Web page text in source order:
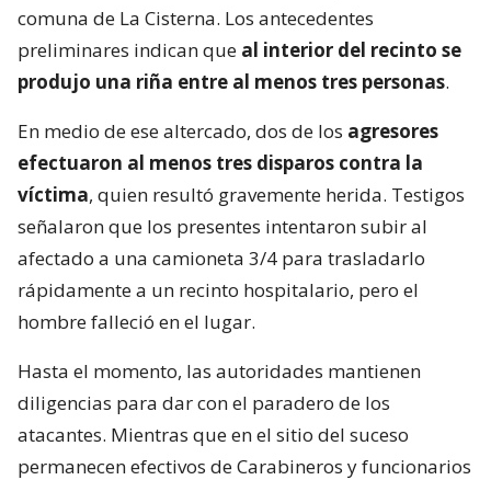
comuna de La Cisterna. Los antecedentes
preliminares indican que al interior del recinto se
produjo una riña entre al menos tres personas.
En medio de ese altercado, dos de los agresores
efectuaron al menos tres disparos contra la
víctima, quien resultó gravemente herida. Testigos
señalaron que los presentes intentaron subir al
afectado a una camioneta 3/4 para trasladarlo
rápidamente a un recinto hospitalario, pero el
hombre falleció en el lugar.
Hasta el momento, las autoridades mantienen
diligencias para dar con el paradero de los
atacantes. Mientras que en el sitio del suceso
permanecen efectivos de Carabineros y funcionarios